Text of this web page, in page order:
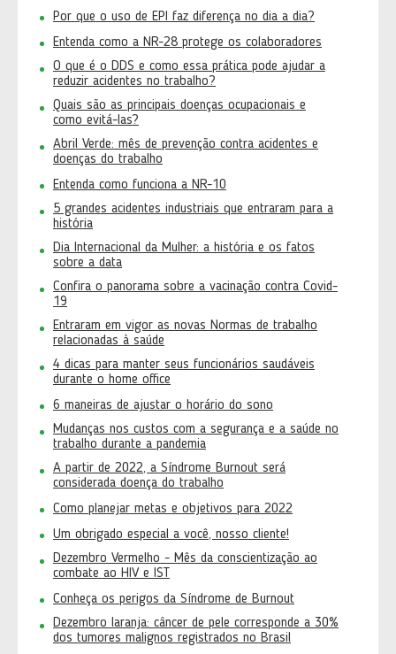
Por que o uso de EPI faz diferença no dia a dia?
Entenda como a NR-28 protege os colaboradores
O que é o DDS e como essa prática pode ajudar a
reduzir acidentes no trabalho?
Quais são as principais doenças ocupacionais e
como evitá-las?
Abril Verde: mês de prevenção contra acidentes e
doenças do trabalho
Entenda como funciona a NR-10
5 grandes acidentes industriais que entraram para a
história
Dia Internacional da Mulher: a história e os fatos
sobre a data
Confira o panorama sobre a vacinação contra Covid-
19
Entraram em vigor as novas Normas de trabalho
relacionadas à saúde
4 dicas para manter seus funcionários saudáveis
durante o home office
6 maneiras de ajustar o horário do sono
Mudanças nos custos com a segurança e a saúde no
trabalho durante a pandemia
A partir de 2022, a Síndrome Burnout será
considerada doença do trabalho
Como planejar metas e objetivos para 2022
Um obrigado especial a você, nosso cliente!
Dezembro Vermelho - Mês da conscientização ao
combate ao HIV e IST
Conheça os perigos da Síndrome de Burnout
Dezembro laranja: câncer de pele corresponde a 30%
dos tumores malignos registrados no Brasil